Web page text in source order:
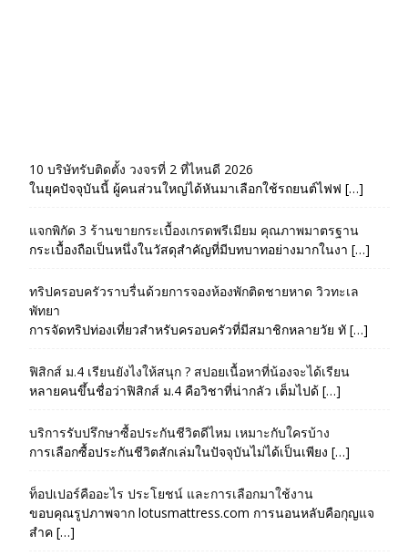
10 บริษัทรับติดตั้ง วงจรที่ 2 ที่ไหนดี 2026
ในยุคปัจจุบันนี้ ผู้คนส่วนใหญ่ได้หันมาเลือกใช้รถยนต์ไฟฟ […]
แจกพิกัด 3 ร้านขายกระเบื้องเกรดพรีเมียม คุณภาพมาตรฐาน
กระเบื้องถือเป็นหนึ่งในวัสดุสำคัญที่มีบทบาทอย่างมากในงา […]
ทริปครอบครัวราบรื่นด้วยการจองห้องพักติดชายหาด วิวทะเล
พัทยา
การจัดทริปท่องเที่ยวสำหรับครอบครัวที่มีสมาชิกหลายวัย ทั […]
ฟิสิกส์ ม.4 เรียนยังไงให้สนุก ? สปอยเนื้อหาที่น้องจะได้เรียน
หลายคนขึ้นชื่อว่าฟิสิกส์ ม.4 คือวิชาที่น่ากลัว เต็มไปด้ […]
บริการรับปรึกษาซื้อประกันชีวิตดีไหม เหมาะกับใครบ้าง
การเลือกซื้อประกันชีวิตสักเล่มในปัจจุบันไม่ได้เป็นเพียง […]
ท็อปเปอร์คืออะไร ประโยชน์ และการเลือกมาใช้งาน
ขอบคุณรูปภาพจาก lotusmattress.com การนอนหลับคือกุญแจ
สำค […]